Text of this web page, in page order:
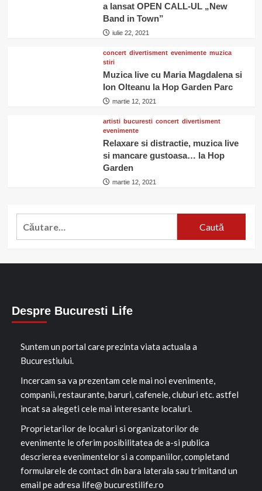
a lansat OPEN CALL-UL „New
Band in Town”
iulie 22, 2021
concert divertisment evenimente muzica
stiri
Muzica live cu Maria Magdalena si
Ion Olteanu la Hop Garden Parc
martie 12, 2021
artisti bucuresti concert divertisment
evenimente
Relaxare si distractie, muzica live
si mancare gustoasa… la Hop
Garden
martie 12, 2021
Caută
Despre Bucuresti Life
Suntem un portal care prezinta viata actuala a
Bucurestiului.
Incercam sa va prezentam cele mai noi evenimente,
companii, restaurante, baruri, cafenele, cluburi etc. astfel
incat sa alegeti cele mai interesante localuri.
Proprietarilor de localuri si organizatorilor de
evenimente le oferim posibilitatea de a-si publica
descrierea evenimentelor si a companiilor, completand
formularele de contact din bara laterala sau trimitand un
email pe adresa life@ bucurestilife.ro